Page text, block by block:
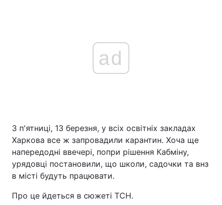
ad
З п'ятниці, 13 березня, у всіх освітніх закладах
Харкова все ж запровадили карантин. Хоча ще
напередодні ввечері, попри рішення Кабміну,
урядовці постановили, що школи, садочки та внз
в місті будуть працювати.
Про це йдеться в сюжеті ТСН.